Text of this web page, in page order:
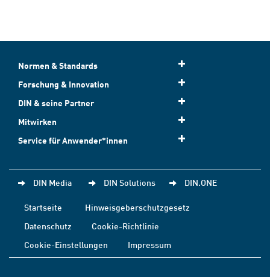
Normen & Standards
Forschung & Innovation
DIN & seine Partner
Mitwirken
Service für Anwender*innen
DIN Media DIN Solutions DIN.ONE
Startseite
Hinweisgeberschutzgesetz
Datenschutz
Cookie-Richtlinie
Cookie-Einstellungen
Impressum